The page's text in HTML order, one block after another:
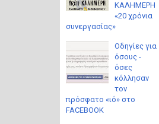
ΚΑΛΗΜΕΡΗ
«20 χρόνια
συνεργασίας»
Οδηγίες για
όσους -
όσες
κόλλησαν
τον
πρόσφατο «ιό» στο
FACEBOOK